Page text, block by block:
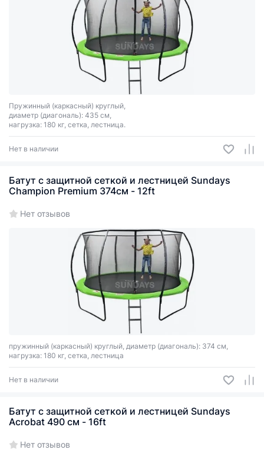
Пружинный (каркасный) круглый,
диаметр (диагональ): 435 см,
нагрузка: 180 кг, сетка, лестница.
Нет в наличии
Батут с защитной сеткой и лестницей Sundays
Champion Premium 374см - 12ft
Нет отзывов
пружинный (каркасный) круглый, диаметр (диагональ): 374 см,
нагрузка: 180 кг, сетка, лестница
Нет в наличии
Батут с защитной сеткой и лестницей Sundays
Acrobat 490 см - 16ft
Нет отзывов